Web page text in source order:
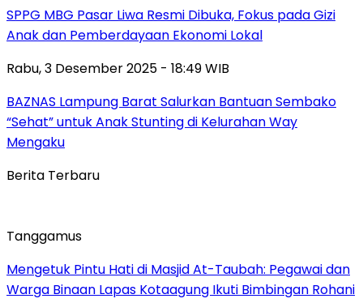
SPPG MBG Pasar Liwa Resmi Dibuka, Fokus pada Gizi
Anak dan Pemberdayaan Ekonomi Lokal
Rabu, 3 Desember 2025 - 18:49 WIB
BAZNAS Lampung Barat Salurkan Bantuan Sembako
“Sehat” untuk Anak Stunting di Kelurahan Way
Mengaku
Berita Terbaru
Tanggamus
Mengetuk Pintu Hati di Masjid At-Taubah: Pegawai dan
Warga Binaan Lapas Kotaagung Ikuti Bimbingan Rohani